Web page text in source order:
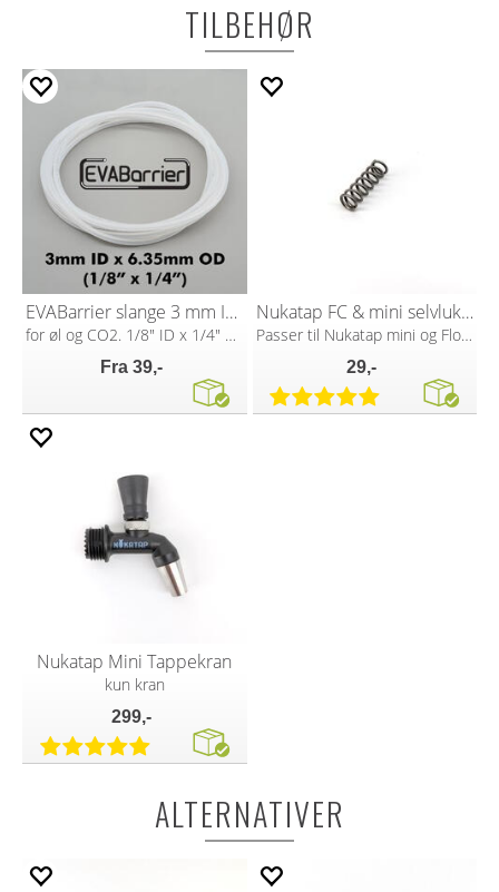
TILBEHØR
EVABarrier slange 3 mm ID x 6.35mm OD
for øl og CO2. 1/8" ID x 1/4" OD
Fra 39,-
Nukatap FC & mini selvlukkende fjær
Passer til Nukatap mini og Flow Control
29,-
Nukatap Mini Tappekran
kun kran
299,-
ALTERNATIVER